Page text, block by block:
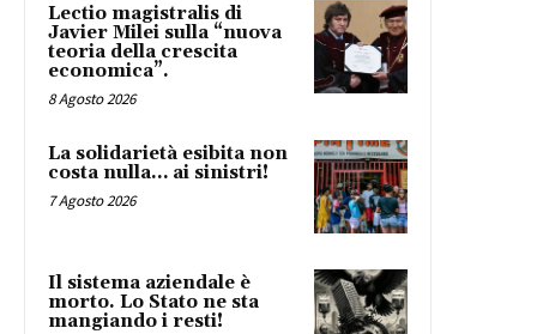
Lectio magistralis di
Javier Milei sulla “nuova
teoria della crescita
economica”.
8 Agosto 2026
La solidarietà esibita non
costa nulla… ai sinistri!
7 Agosto 2026
Il sistema aziendale è
morto. Lo Stato ne sta
mangiando i resti!